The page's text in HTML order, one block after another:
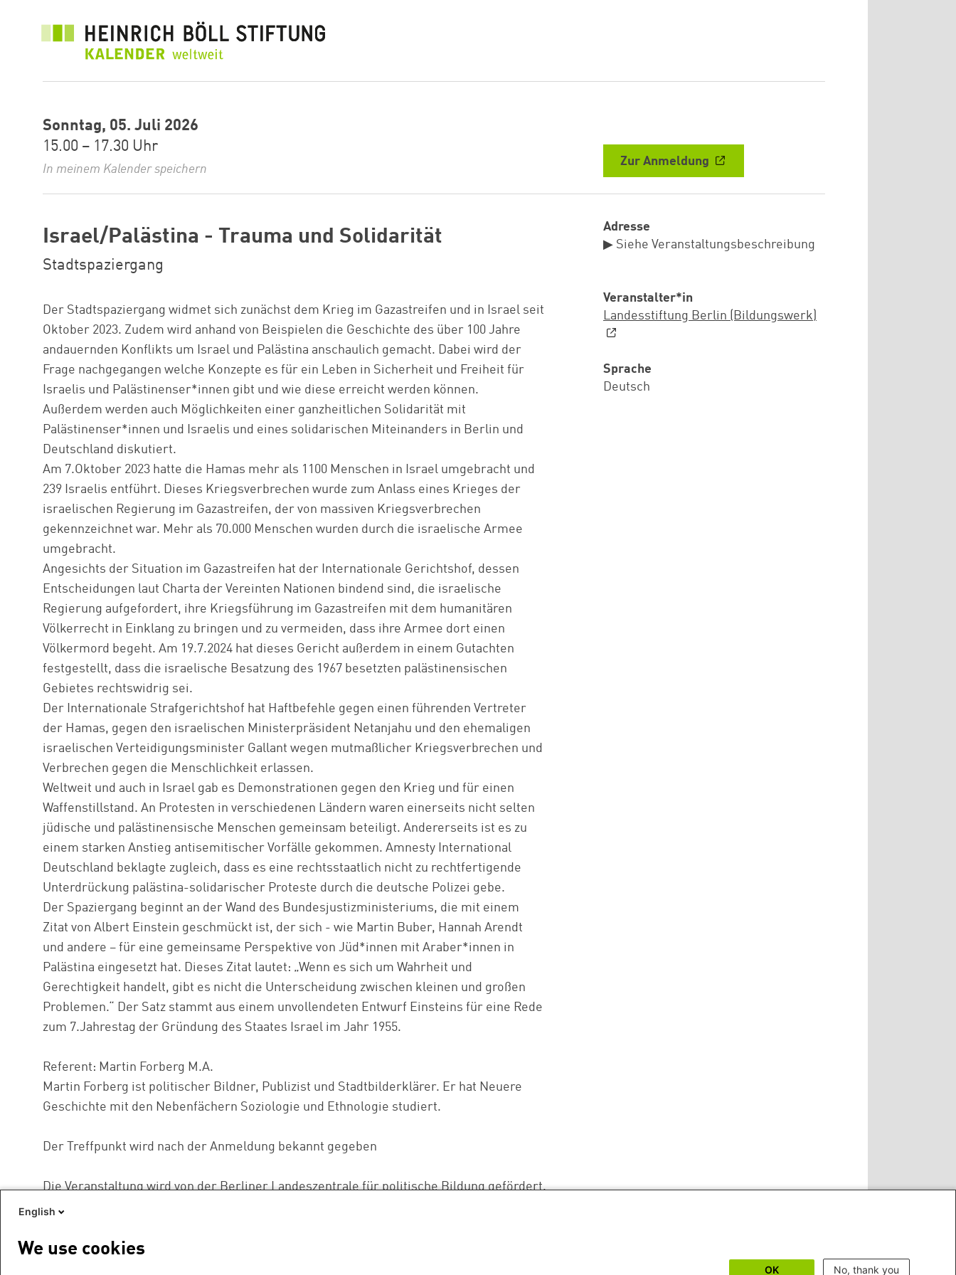
Sonntag, 05. Juli 2026
15.00 – 17.30 Uhr
In meinem Kalender speichern
Zur Anmeldung
Israel/Palästina - Trauma und Solidarität
Stadtspaziergang
Der Stadtspaziergang widmet sich zunächst dem Krieg im Gazastreifen und in Israel seit
Oktober 2023. Zudem wird anhand von Beispielen die Geschichte des über 100 Jahre
andauernden Konflikts um Israel und Palästina anschaulich gemacht. Dabei wird der
Frage nachgegangen welche Konzepte es für ein Leben in Sicherheit und Freiheit für
Israelis und Palästinenser*innen gibt und wie diese erreicht werden können.
Außerdem werden auch Möglichkeiten einer ganzheitlichen Solidarität mit
Palästinenser*innen und Israelis und eines solidarischen Miteinanders in Berlin und
Deutschland diskutiert.
Am 7.Oktober 2023 hatte die Hamas mehr als 1100 Menschen in Israel umgebracht und
239 Israelis entführt. Dieses Kriegsverbrechen wurde zum Anlass eines Krieges der
israelischen Regierung im Gazastreifen, der von massiven Kriegsverbrechen
gekennzeichnet war. Mehr als 70.000 Menschen wurden durch die israelische Armee
umgebracht.
Angesichts der Situation im Gazastreifen hat der Internationale Gerichtshof, dessen
Entscheidungen laut Charta der Vereinten Nationen bindend sind, die israelische
Regierung aufgefordert, ihre Kriegsführung im Gazastreifen mit dem humanitären
Völkerrecht in Einklang zu bringen und zu vermeiden, dass ihre Armee dort einen
Völkermord begeht. Am 19.7.2024 hat dieses Gericht außerdem in einem Gutachten
festgestellt, dass die israelische Besatzung des 1967 besetzten palästinensischen
Gebietes rechtswidrig sei.
Der Internationale Strafgerichtshof hat Haftbefehle gegen einen führenden Vertreter
der Hamas, gegen den israelischen Ministerpräsident Netanjahu und den ehemaligen
israelischen Verteidigungsminister Gallant wegen mutmaßlicher Kriegsverbrechen und
Verbrechen gegen die Menschlichkeit erlassen.
Weltweit und auch in Israel gab es Demonstrationen gegen den Krieg und für einen
Waffenstillstand. An Protesten in verschiedenen Ländern waren einerseits nicht selten
jüdische und palästinensische Menschen gemeinsam beteiligt. Andererseits ist es zu
einem starken Anstieg antisemitischer Vorfälle gekommen. Amnesty International
Deutschland beklagte zugleich, dass es eine rechtsstaatlich nicht zu rechtfertigende
Unterdrückung palästina-solidarischer Proteste durch die deutsche Polizei gebe.
Der Spaziergang beginnt an der Wand des Bundesjustizministeriums, die mit einem
Zitat von Albert Einstein geschmückt ist, der sich - wie Martin Buber, Hannah Arendt
und andere – für eine gemeinsame Perspektive von Jüd*innen mit Araber*innen in
Palästina eingesetzt hat. Dieses Zitat lautet: „Wenn es sich um Wahrheit und
Gerechtigkeit handelt, gibt es nicht die Unterscheidung zwischen kleinen und großen
Problemen.“ Der Satz stammt aus einem unvollendeten Entwurf Einsteins für eine Rede
zum 7.Jahrestag der Gründung des Staates Israel im Jahr 1955.
Referent: Martin Forberg M.A.
Martin Forberg ist politischer Bildner, Publizist und Stadtbilderklärer. Er hat Neuere
Geschichte mit den Nebenfächern Soziologie und Ethnologie studiert.
Der Treffpunkt wird nach der Anmeldung bekannt gegeben
Die Veranstaltung wird von der Berliner Landeszentrale für politische Bildung gefördert.
Adresse
▶ Siehe Veranstaltungsbeschreibung
Veranstalter*in
Landesstiftung Berlin (Bildungswerk)
Sprache
Deutsch
English
We use cookies
OK No, thank you